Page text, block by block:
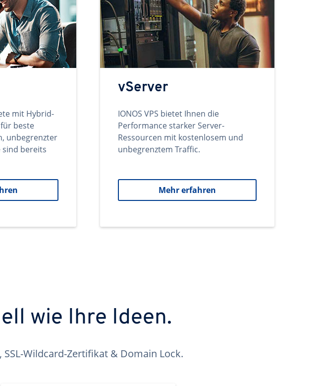
mit Hybrid-
beste
unbegrenzter
sind bereits
vServer
IONOS VPS bietet Ihnen die
Performance starker Server-
Ressourcen mit kostenlosem und
unbegrenztem Traffic.
Mehr erfahren
wie Ihre Ideen.
Wildcard-Zertifikat & Domain Lock.